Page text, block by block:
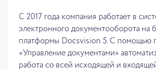
С 2017 года компания работает в
электронного документооборота на
платформы Docsvision 5. С помощью
«Управление документами»
работа со всей исходящей и